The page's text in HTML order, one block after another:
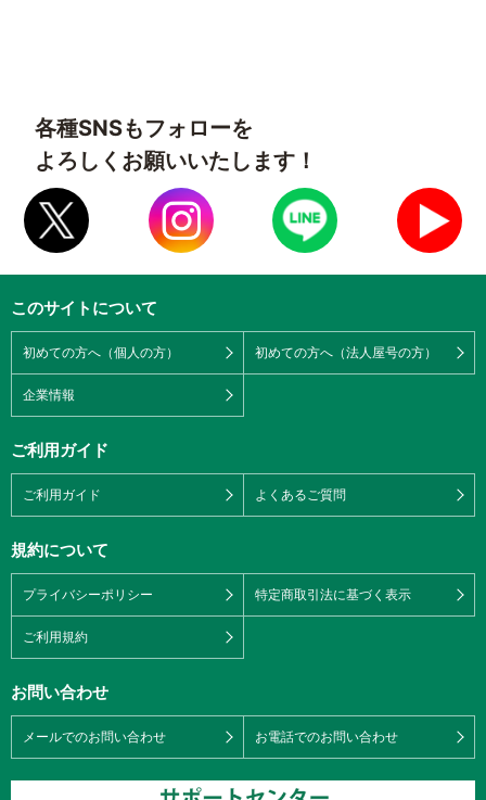
各種SNSもフォローを
よろしくお願いいたします！
このサイトについて
初めての方へ（個人の方） 初めての方へ（法人屋号の方）
企業情報
ご利用ガイド
ご利用ガイド よくあるご質問
規約について
プライバシーポリシー 特定商取引法に基づく表示
ご利用規約
お問い合わせ
メールでのお問い合わせ お電話でのお問い合わせ